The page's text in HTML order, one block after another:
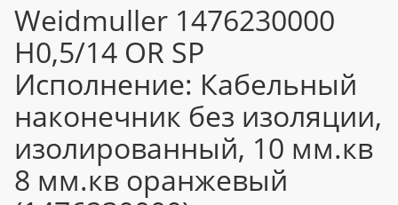
Weidmuller 1476230000
H0,5/14 OR SP
Исполнение: Кабельный
наконечник без изоляции,
изолированный, 10 мм.кв
8 мм.кв оранжевый